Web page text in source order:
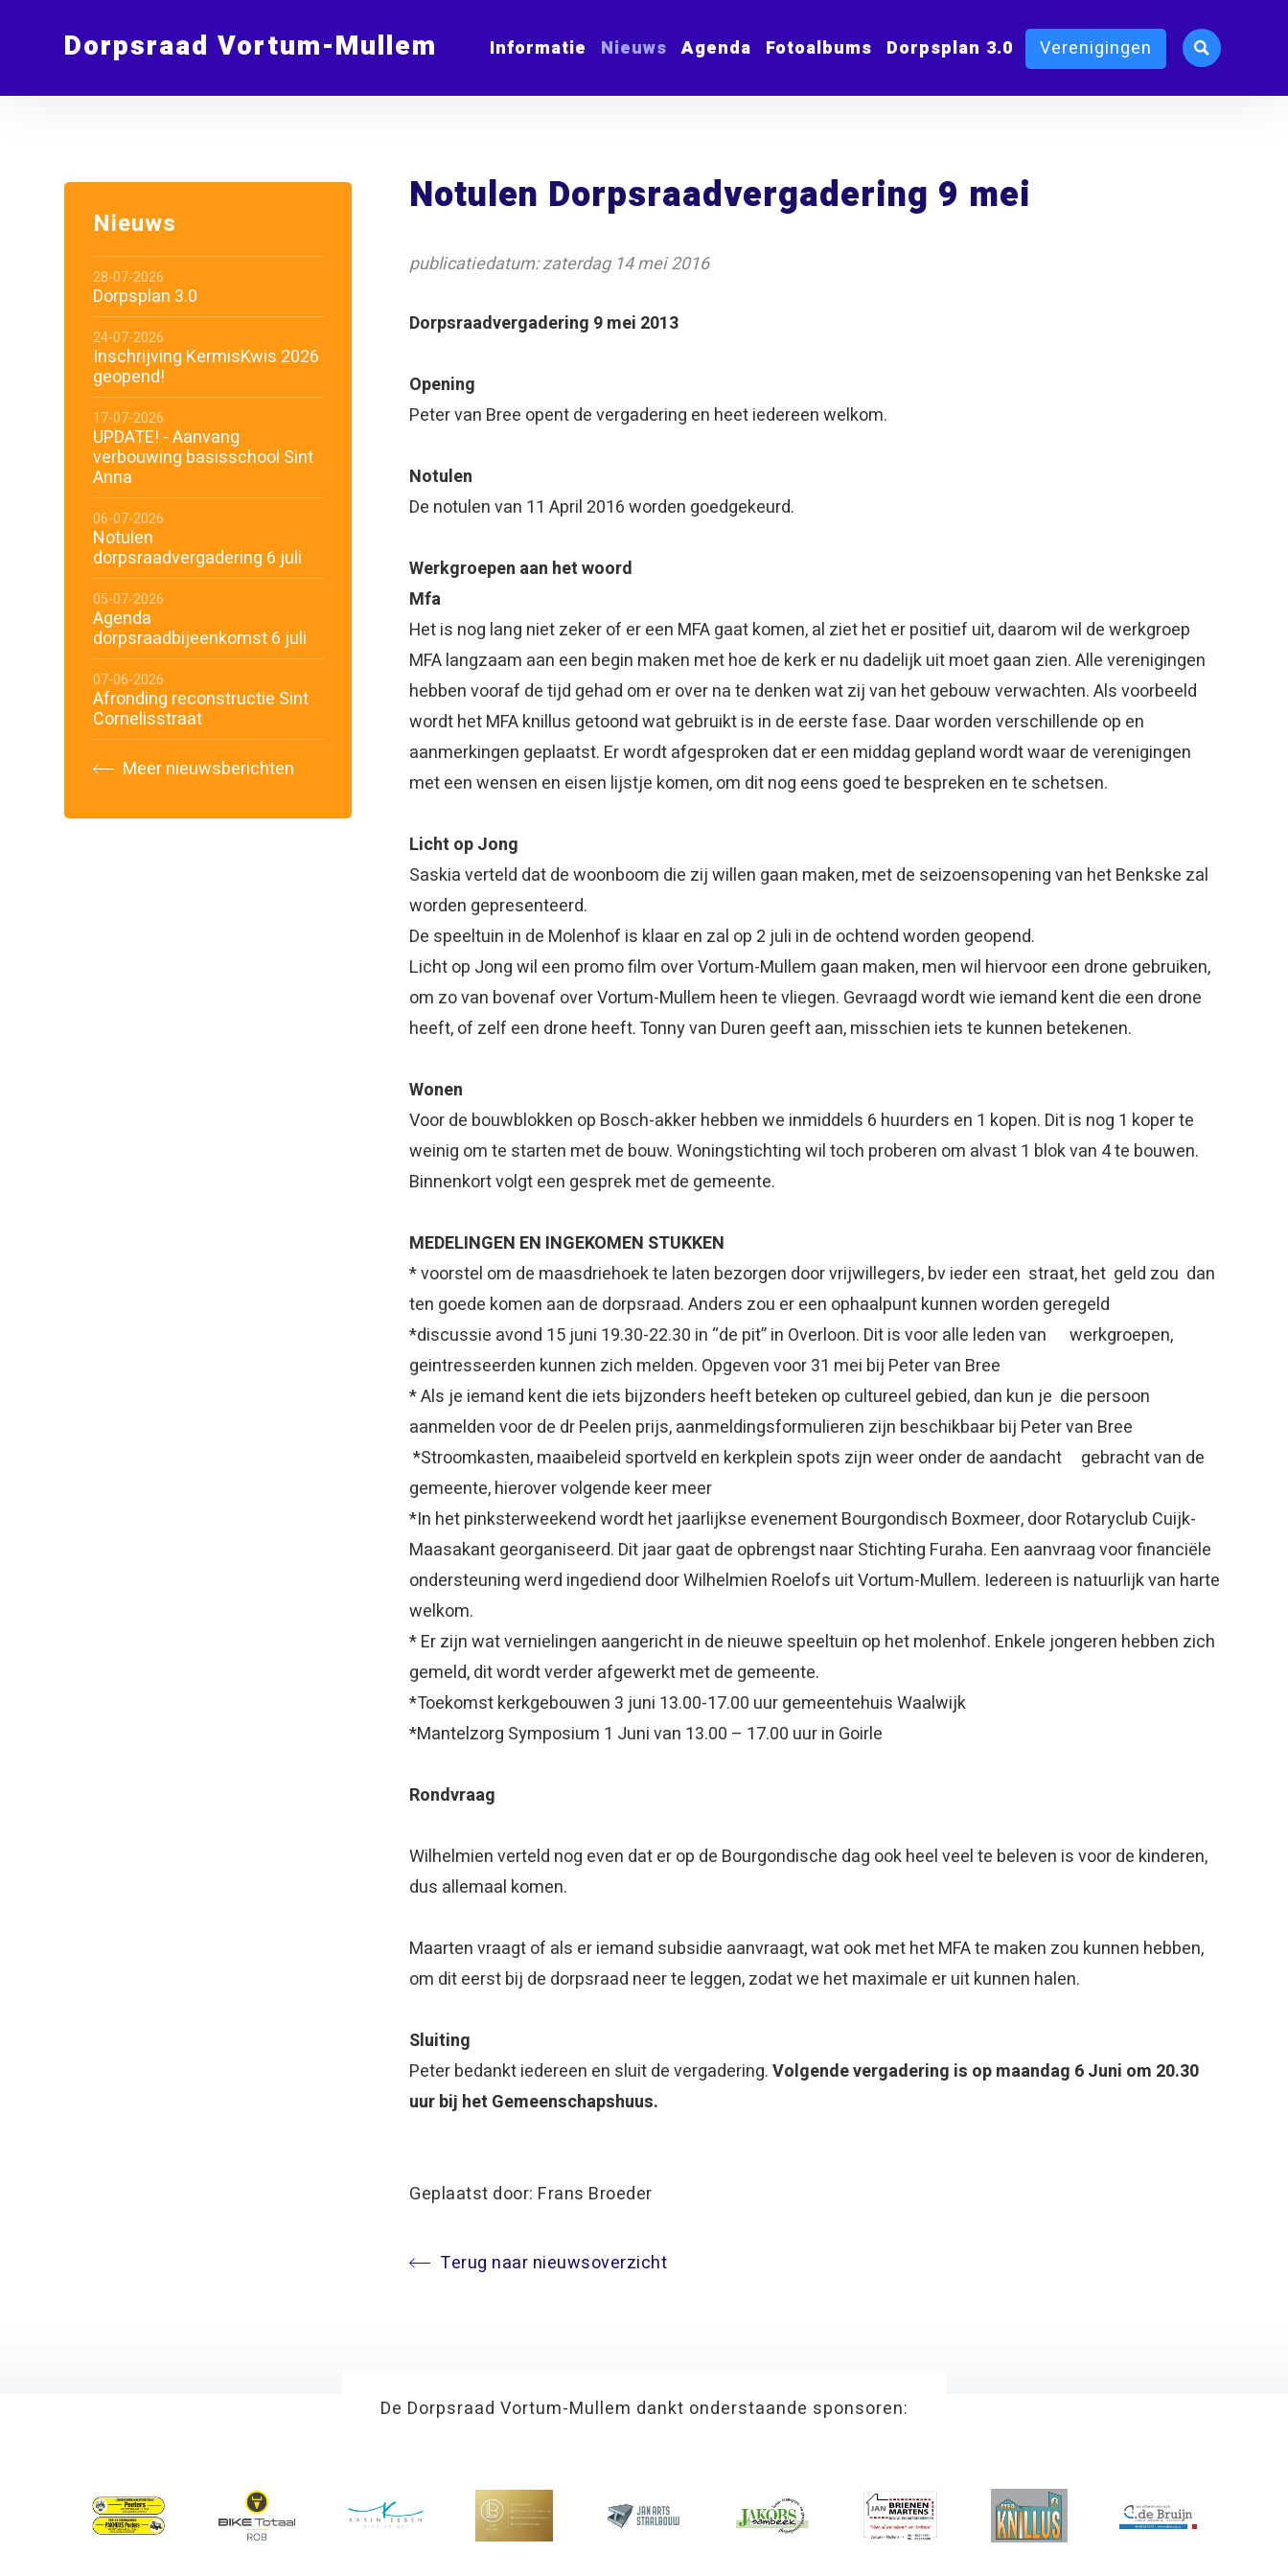
Dorpsraad Vortum-Mullem Informatie Nieuws Agenda Fotoalbums Dorpsplan 3.0 Verenigingen
Notulen Dorpsraadvergadering 9 mei
publicatiedatum: zaterdag 14 mei 2016
Dorpsraadvergadering 9 mei 2013
Opening
Peter van Bree opent de vergadering en heet iedereen welkom.
Notulen
De notulen van 11 April 2016 worden goedgekeurd.
Werkgroepen aan het woord
Mfa
Het is nog lang niet zeker of er een MFA gaat komen, al ziet het er positief uit, daarom wil de werkgroep
MFA langzaam aan een begin maken met hoe de kerk er nu dadelijk uit moet gaan zien. Alle verenigingen
hebben vooraf de tijd gehad om er over na te denken wat zij van het gebouw verwachten. Als voorbeeld
wordt het MFA knillus getoond wat gebruikt is in de eerste fase. Daar worden verschillende op en
aanmerkingen geplaatst. Er wordt afgesproken dat er een middag gepland wordt waar de verenigingen
met een wensen en eisen lijstje komen, om dit nog eens goed te bespreken en te schetsen.
Licht op Jong
Saskia verteld dat de woonboom die zij willen gaan maken, met de seizoensopening van het Benkske zal
worden gepresenteerd.
De speeltuin in de Molenhof is klaar en zal op 2 juli in de ochtend worden geopend.
Licht op Jong wil een promo film over Vortum-Mullem gaan maken, men wil hiervoor een drone gebruiken,
om zo van bovenaf over Vortum-Mullem heen te vliegen. Gevraagd wordt wie iemand kent die een drone
heeft, of zelf een drone heeft. Tonny van Duren geeft aan, misschien iets te kunnen betekenen.
Wonen
Voor de bouwblokken op Bosch-akker hebben we inmiddels 6 huurders en 1 kopen. Dit is nog 1 koper te
weinig om te starten met de bouw. Woningstichting wil toch proberen om alvast 1 blok van 4 te bouwen.
Binnenkort volgt een gesprek met de gemeente.
MEDELINGEN EN INGEKOMEN STUKKEN
* voorstel om de maasdriehoek te laten bezorgen door vrijwillegers, bv ieder een straat, het geld zou dan
ten goede komen aan de dorpsraad. Anders zou er een ophaalpunt kunnen worden geregeld
*discussie avond 15 juni 19.30-22.30 in “de pit” in Overloon. Dit is voor alle leden van werkgroepen,
geintresseerden kunnen zich melden. Opgeven voor 31 mei bij Peter van Bree
* Als je iemand kent die iets bijzonders heeft beteken op cultureel gebied, dan kun je die persoon
aanmelden voor de dr Peelen prijs, aanmeldingsformulieren zijn beschikbaar bij Peter van Bree
*Stroomkasten, maaibeleid sportveld en kerkplein spots zijn weer onder de aandacht gebracht van de
gemeente, hierover volgende keer meer
*In het pinksterweekend wordt het jaarlijkse evenement Bourgondisch Boxmeer, door Rotaryclub Cuijk-
Maasakant georganiseerd. Dit jaar gaat de opbrengst naar Stichting Furaha. Een aanvraag voor financiële
ondersteuning werd ingediend door Wilhelmien Roelofs uit Vortum-Mullem. Iedereen is natuurlijk van harte
welkom.
* Er zijn wat vernielingen aangericht in de nieuwe speeltuin op het molenhof. Enkele jongeren hebben zich
gemeld, dit wordt verder afgewerkt met de gemeente.
*Toekomst kerkgebouwen 3 juni 13.00-17.00 uur gemeentehuis Waalwijk
*Mantelzorg Symposium 1 Juni van 13.00 – 17.00 uur in Goirle
Rondvraag
Wilhelmien verteld nog even dat er op de Bourgondische dag ook heel veel te beleven is voor de kinderen,
dus allemaal komen.
Maarten vraagt of als er iemand subsidie aanvraagt, wat ook met het MFA te maken zou kunnen hebben,
om dit eerst bij de dorpsraad neer te leggen, zodat we het maximale er uit kunnen halen.
Sluiting
Peter bedankt iedereen en sluit de vergadering.Volgende vergadering is op maandag 6 Juni om 20.30
uur bij het Gemeenschapshuus.
Geplaatst door: Frans Broeder
Terug naar nieuwsoverzicht
Nieuws
28-07-2026
Dorpsplan 3.0
24-07-2026
Inschrijving KermisKwis 2026
geopend!
17-07-2026
UPDATE! - Aanvang
verbouwing basisschool Sint
Anna
06-07-2026
Notulen
dorpsraadvergadering 6 juli
05-07-2026
Agenda
dorpsraadbijeenkomst 6 juli
07-06-2026
Afronding reconstructie Sint
Cornelisstraat
Meer nieuwsberichten
De Dorpsraad Vortum-Mullem dankt onderstaande sponsoren: